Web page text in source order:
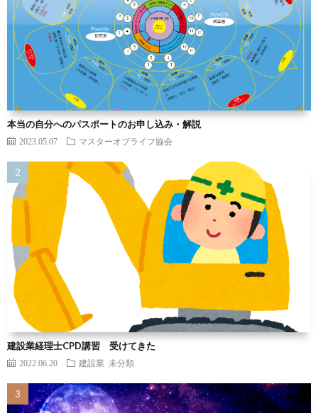
本当の自分へのパスポートのお申し込み・解説
2023.05.07 マスターオブライフ協会
建設業経理士CPD講習 受けてきた
2022.06.20 建設業 未分類